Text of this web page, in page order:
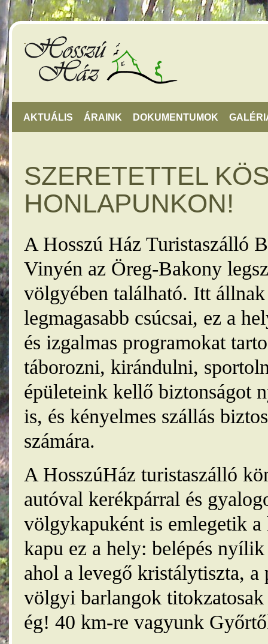
AKTUÁLIS ÁRAINK DOKUMENTUMOK
SZERETETTEL
HONLAPUNKON!
A Hosszú Ház Turistaszálló
Vinyén az Öreg-Bakony
völgyében található. Itt
legmagasabb csúcsai, ez a
és izgalmas programokat
táborozni, kirándulni,
épületeink kellő biztonságot
is, és kényelmes szállás
számára.
A HosszúHáz turistaszálló
autóval kerékpárral és
völgykapuként is emlegetik
kapu ez a hely: belépés
ahol a levegő kristálytiszta, a
völgyi barlangok
ég! 40 km-re vagyunk